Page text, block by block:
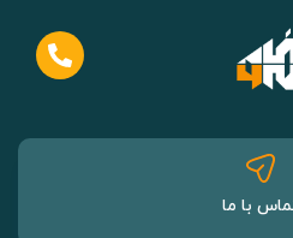
با ما